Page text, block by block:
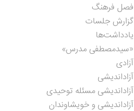
فصل فرهنگ
گزارش جلسات
یادداشت‌ها
«سیدمصطفی مدرس»
آزادی
آزاداندیشی
آزاداندیشی مسئله توحیدی
آزاداندیشی و خویشاوندان